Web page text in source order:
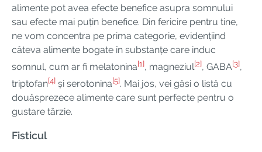
alimente pot avea efecte benefice asupra somnului
sau efecte mai puțin benefice. Din fericire pentru tine,
ne vom concentra pe prima categorie, evidențiind
câteva alimente bogate în substanțe care induc
somnul, cum ar fi melatonina[1], magneziul[2], GABA[3],
triptofan[4] și serotonina[5] . Mai jos, vei găsi o listă cu
douăsprezece alimente care sunt perfecte pentru o
gustare târzie.
Fisticul